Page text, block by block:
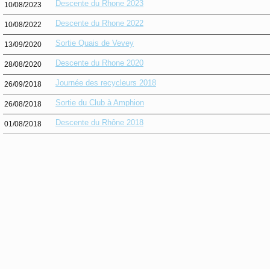
10/08/2023 Descente du Rhone 2023
10/08/2022 Descente du Rhone 2022
13/09/2020 Sortie Quais de Vevey
28/08/2020 Descente du Rhone 2020
26/09/2018 Journée des recycleurs 2018
26/08/2018 Sortie du Club à Amphion
01/08/2018 Descente du Rhône 2018